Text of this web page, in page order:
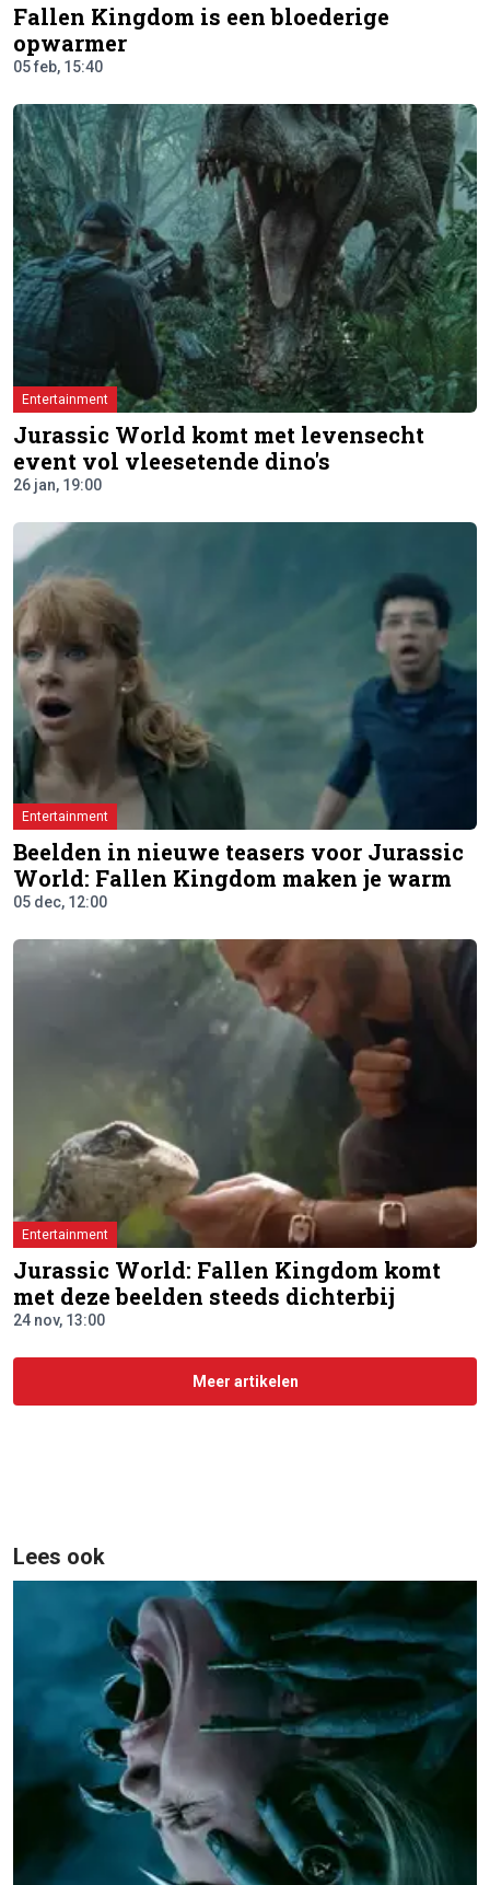
Fallen Kingdom is een bloederige
opwarmer
05 feb, 15:40
Entertainment
Jurassic World komt met levensecht
event vol vleesetende dino's
26 jan, 19:00
Entertainment
Beelden in nieuwe teasers voor Jurassic
World: Fallen Kingdom maken je warm
05 dec, 12:00
Entertainment
Jurassic World: Fallen Kingdom komt
met deze beelden steeds dichterbij
24 nov, 13:00
Meer artikelen
Lees ook